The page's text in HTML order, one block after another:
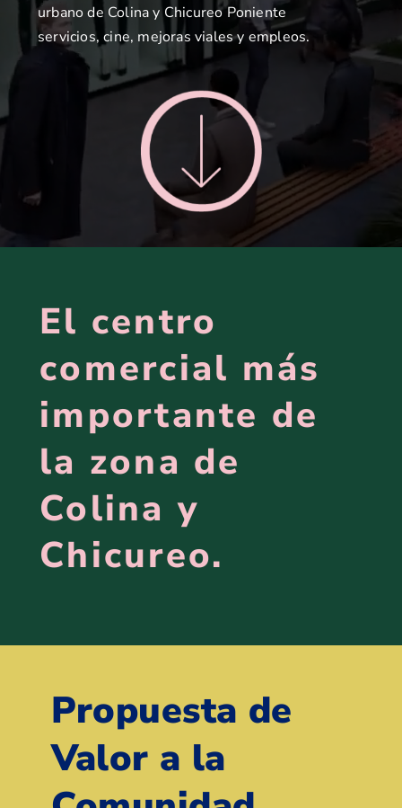
CONTACTO
urbano de Colina y Chicureo Poniente
servicios, cine, mejoras viales y empleos.
El centro
comercial más
importante de
la zona de
Colina y
Chicureo.
Propuesta de
Valor a la